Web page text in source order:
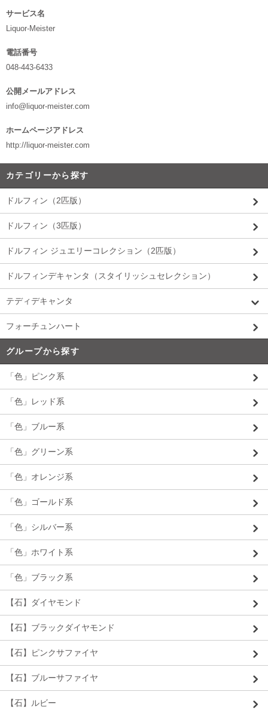
サービス名
Liquor-Meister
電話番号
048-443-6433
公開メールアドレス
info@liquor-meister.com
ホームページアドレス
http://liquor-meister.com
カテゴリーから探す
ドルフィン（2匹版）
ドルフィン（3匹版）
ドルフィン ジュエリーコレクション（2匹版）
ドルフィンデキャンタ（スタイリッシュセレクション）
テディデキャンタ
フォーチュンハート
グループから探す
「色」ピンク系
「色」レッド系
「色」ブルー系
「色」グリーン系
「色」オレンジ系
「色」ゴールド系
「色」シルバー系
「色」ホワイト系
「色」ブラック系
【石】ダイヤモンド
【石】ブラックダイヤモンド
【石】ピンクサファイヤ
【石】ブルーサファイヤ
【石】ルビー